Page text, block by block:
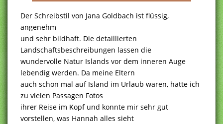
Der Schreibstil von Jana Goldbach ist flüssig,
angenehm
und sehr bildhaft. Die detaillierten
Landschaftsbeschreibungen lassen die
wundervolle Natur Islands vor dem inneren Auge
lebendig werden. Da meine Eltern
auch schon mal auf Island im Urlaub waren, hatte ich
zu vielen Passagen Fotos
ihrer Reise im Kopf und konnte mir sehr gut
vorstellen, was Hannah alles sieht